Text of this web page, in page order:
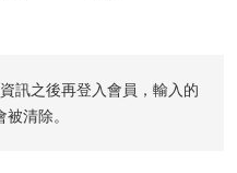
訊之後再登入會員，輸入的
清除。